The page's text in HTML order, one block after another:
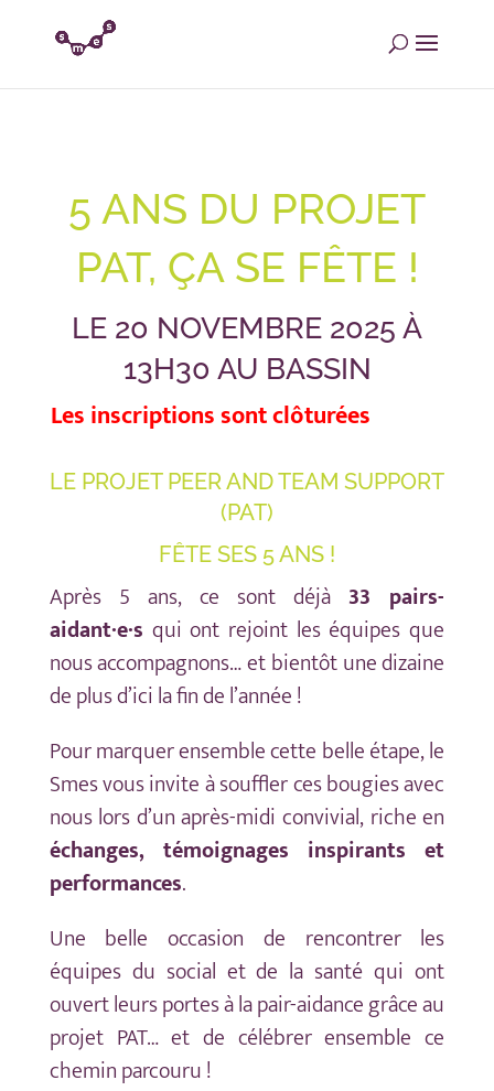
5 ANS DU PROJET
PAT, ÇA SE FÊTE !
LE 20 NOVEMBRE 2025 À
13H30 AU BASSIN
Les inscriptions sontclôturées
LE PROJET PEER AND TEAM SUPPORT
(PAT)
FÊTE SES 5 ANS !
Après 5 ans, ce sont déjà 33 pairs-
aidant·e·s qui ont rejoint les équipes que
nous accompagnons… et bientôt une dizaine
de plus d’ici la fin de l’année !
Pour marquer ensemble cette belle étape, le
Smes vous invite à souffler ces bougies avec
nous lors d’un après-midi convivial, riche en
échanges, témoignages inspirants et
performances.
Une belle occasion de rencontrer les
équipes du social et de la santé qui ont
ouvert leurs portes à la pair-aidance grâce au
projet PAT… et de célébrer ensemble ce
chemin parcouru !